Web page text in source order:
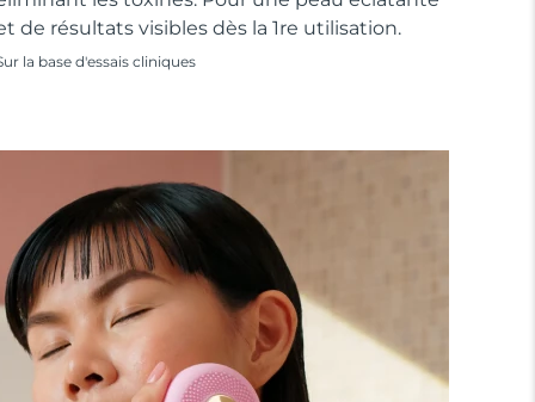
de résultats visibles dès la 1re utilisation.
la base d'essais cliniques